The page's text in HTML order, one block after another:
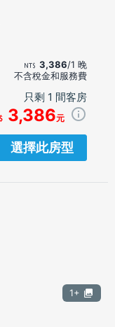
3,386/1 晚
不含稅金和服務費
只剩 1 間客房
3,386元
選擇此房型
1+